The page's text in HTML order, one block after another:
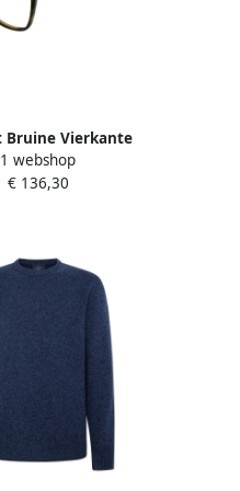
Bruine Vierkante
Optische Monturen
Brown Heren
1 webshop
€ 136,30